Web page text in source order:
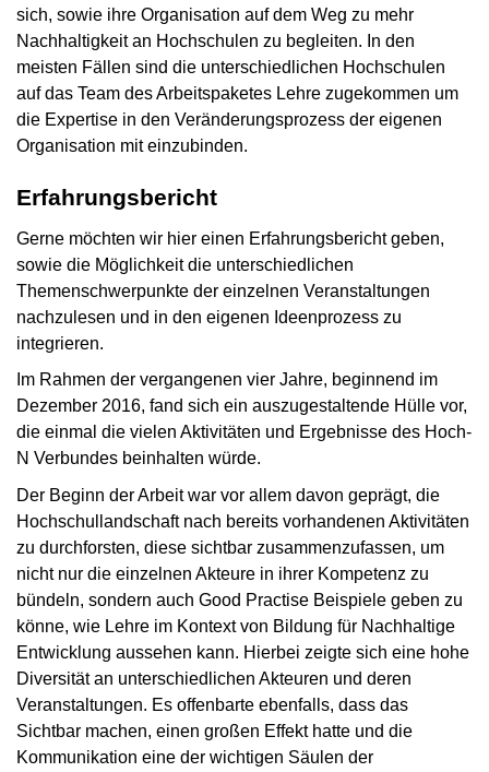
sich, sowie ihre Organisation auf dem Weg zu mehr
Nachhaltigkeit an Hochschulen zu begleiten. In den
meisten Fällen sind die unterschiedlichen Hochschulen
auf das Team des Arbeitspaketes Lehre zugekommen um
die Expertise in den Veränderungsprozess der eigenen
Organisation mit einzubinden.
Erfahrungsbericht
Gerne möchten wir hier einen Erfahrungsbericht geben,
sowie die Möglichkeit die unterschiedlichen
Themenschwerpunkte der einzelnen Veranstaltungen
nachzulesen und in den eigenen Ideenprozess zu
integrieren.
Im Rahmen der vergangenen vier Jahre, beginnend im
Dezember 2016, fand sich ein auszugestaltende Hülle vor,
die einmal die vielen Aktivitäten und Ergebnisse des Hoch-
N Verbundes beinhalten würde.
Der Beginn der Arbeit war vor allem davon geprägt, die
Hochschullandschaft nach bereits vorhandenen Aktivitäten
zu durchforsten, diese sichtbar zusammenzufassen, um
nicht nur die einzelnen Akteure in ihrer Kompetenz zu
bündeln, sondern auch Good Practise Beispiele geben zu
könne, wie Lehre im Kontext von Bildung für Nachhaltige
Entwicklung aussehen kann. Hierbei zeigte sich eine hohe
Diversität an unterschiedlichen Akteuren und deren
Veranstaltungen. Es offenbarte ebenfalls, dass das
Sichtbar machen, einen großen Effekt hatte und die
Kommunikation eine der wichtigen Säulen der